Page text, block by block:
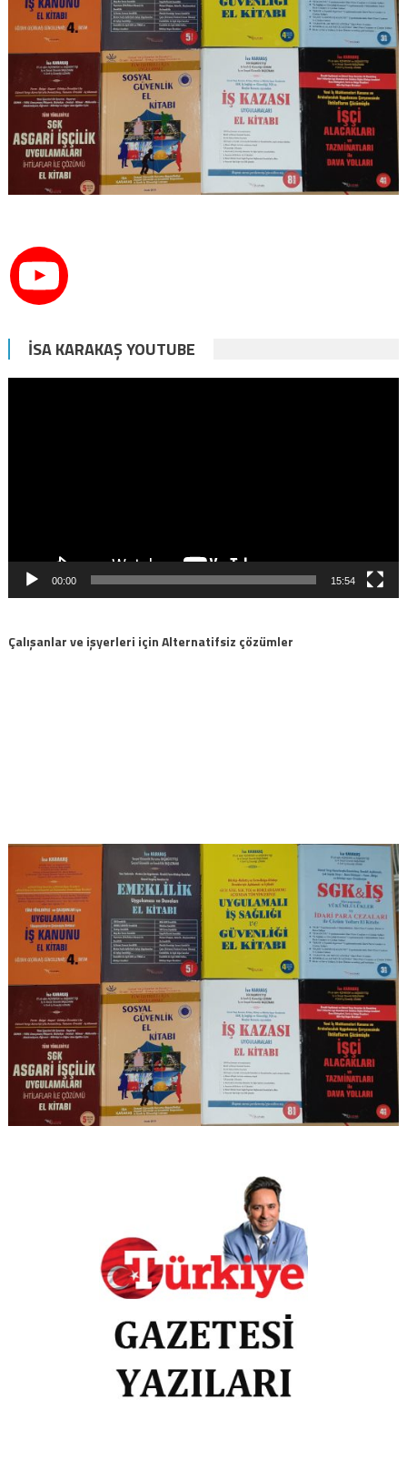
İSA KARAKAŞ YOUTUBE
00:00 15:54
Çalışanlar ve işyerleri için Alternatifsiz çözümler